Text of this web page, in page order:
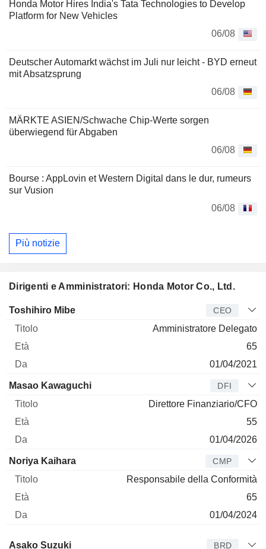
Honda Motor Hires India's Tata Technologies to Develop
Platform for New Vehicles
06/08
Deutscher Automarkt wächst im Juli nur leicht - BYD erneut
mit Absatzsprung
06/08
MÄRKTE ASIEN/Schwache Chip-Werte sorgen
überwiegend für Abgaben
06/08
Bourse : AppLovin et Western Digital dans le dur, rumeurs
sur Vusion
06/08
Più notizie
Dirigenti e Amministratori: Honda Motor Co., Ltd.
Manager Titolo
Toshihiro Mibe CEO
Amministratore Delegato
65
01/04/2021
Masao Kawaguchi DFI
Direttore Finanziario/CFO
55
01/04/2026
Noriya Kaihara CMP
Responsabile della Conformità
65
01/04/2024
Amministratore
Asako Suzuki BRD